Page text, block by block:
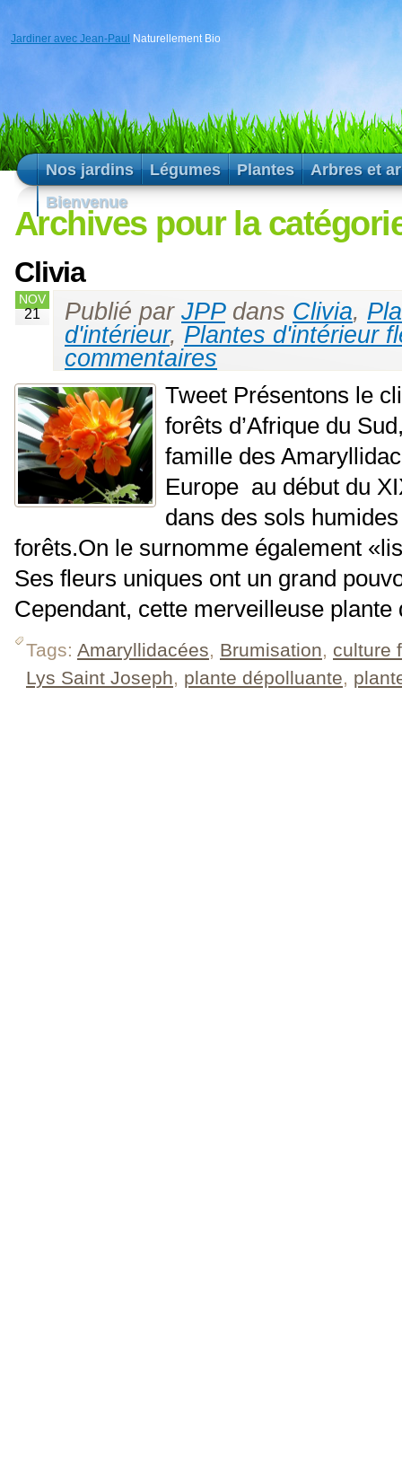
Jardiner avec Jean-Paul Naturellement Bio
Nos jardins Légumes Plantes
Arbres et
Bienvenue
Archives pour la
Clivia
NOV
21 Publié par JPPdans Clivia,
d'intérieur, Plantes d'intérieur
commentaires
Tweet Présentons le
forêts d’Afrique du
famille des
Europe au début du
dans des sols
forêts.On le surnomme également
Ses fleurs uniques ont un grand
Cependant, cette merveilleuse
Tags: Amaryllidacées, Brumisation, culture
Lys Saint Joseph, plante dépolluante,